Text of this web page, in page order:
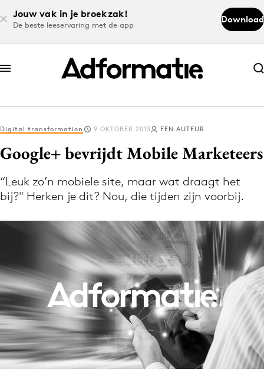
Jouw vak in je broekzak!
De beste leeservaring met de app
Download
Abonneer nu
Abonneer nu
Log in
Download de app
Volg het laatste nieuws via de Adformatie
Menu
Home
9 sept: GenAI-training
Digital transformation 9 OKTOBER 2013 EEN AUTEUR
Google+ bevrijdt Mobile Marketeers
“Leuk zo’n mobiele site, maar wat draagt het
bij?" Herken je dit? Nou, die tijden zijn voorbij.